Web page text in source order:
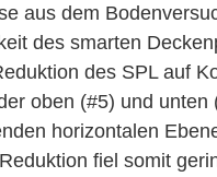
aus dem
des smarten
des SPL auf
oben (#5) und unten
horizontalen
fiel somit